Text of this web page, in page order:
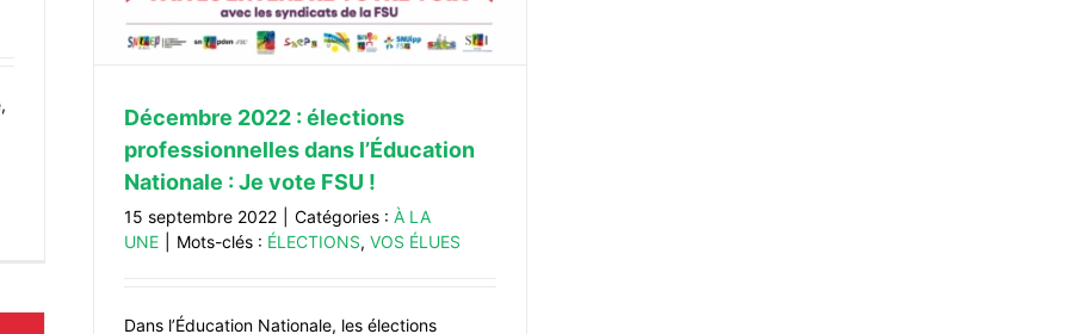
Décembre 2022 : élections
professionnelles dans l’Éducation
Nationale : Je vote FSU !
15 septembre 2022 Catégories : À LA
UNE
Mots-clés : ÉLECTIONS, VOS ÉLUES
Dans l’Éducation Nationale, les élections